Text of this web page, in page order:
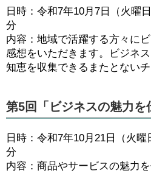
日時：令和7年10月7日（火曜
分
内容：地域で活躍する方々に
感想をいただきます。ビジネ
知恵を収集できるまたとないチ
第5回「ビジネスの魅力を
日時：令和7年10月21日（火
分
内容：商品やサービスの魅力